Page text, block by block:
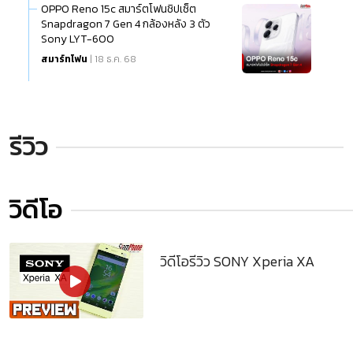
OPPO Reno 15c สมาร์ตโฟนชิปเซ็ต
Snapdragon 7 Gen 4 กล้องหลัง 3 ตัว
Sony LYT-600
สมาร์ทโฟน | 18 ธ.ค. 68
รีวิว
วิดีโอ
วิดีโอรีวิว SONY Xperia XA